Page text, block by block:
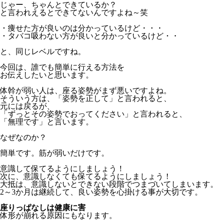
じゃー、ちゃんとできているか？
と言われえるとできてないんですよね～笑
・痩せた方が良いのは分かっているけど・・・
・タバコ吸わない方が良いと分かっているけど・・
と、同じレベルですね。
今回は、誰でも簡単に行える方法を
お伝えしたいと思います。
体幹が弱い人は、座る姿勢がまず悪いですよね。
そういう方は、「姿勢を正して」と言われると、
元には戻るが、
「ずっとその姿勢でおってください」と言われると、
「無理です」と言います。
なぜなのか？
簡単です。筋が弱いだけです。
意識して保てるようにしましょう！
次に、意識しなくても保てるようにしましょう！
大抵は、意識しないとできない段階でつまづいてしまいます。
2～3か月は継続して、良い姿勢を心掛ける事が大切です。
座りっぱなしは健康に害
体形が崩れる原因にもなります。